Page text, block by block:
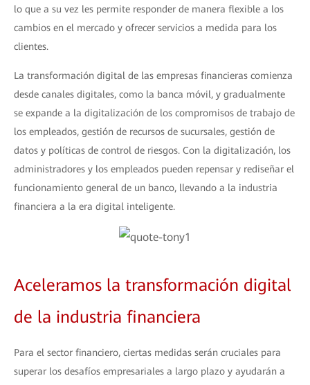
lo que a su vez les permite responder de manera flexible a los
cambios en el mercado y ofrecer servicios a medida para los
clientes.
La transformación digital de las empresas financieras comienza
desde canales digitales, como la banca móvil, y gradualmente
se expande a la digitalización de los compromisos de trabajo de
los empleados, gestión de recursos de sucursales, gestión de
datos y políticas de control de riesgos. Con la digitalización, los
administradores y los empleados pueden repensar y rediseñar el
funcionamiento general de un banco, llevando a la industria
financiera a la era digital inteligente.
Aceleramos la transformación digital
de la industria financiera
Para el sector financiero, ciertas medidas serán cruciales para
superar los desafíos empresariales a largo plazo y ayudarán a